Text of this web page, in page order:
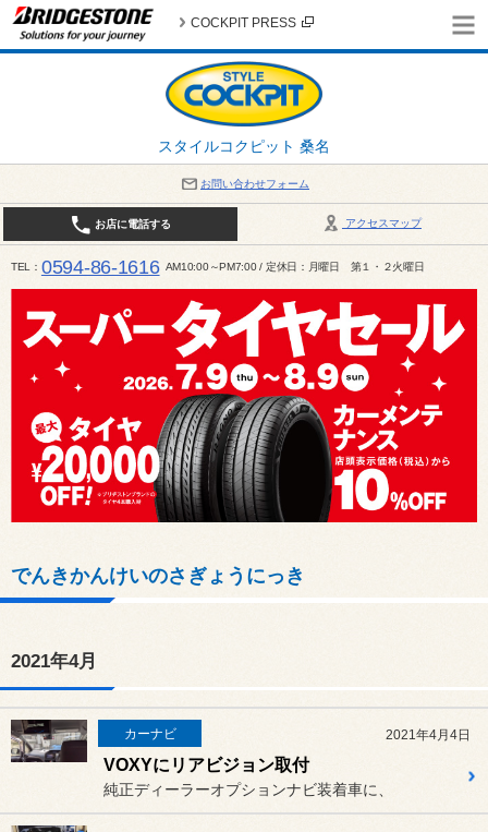
スタイルコクピット 桑名
COCKPIT PRESS
お問い合わせフォーム
アクセスマップ
お店に電話する
TEL 0594-86-1616 AM10:00～PM7:00 / 定休日：月曜日 第１・２火曜日
でんきかんけいのさぎょうにっき
2021年4月
カーナビ 2021年4月4日
VOXYにリアビジョン取付
純正ディーラーオプションナビ装着車に、